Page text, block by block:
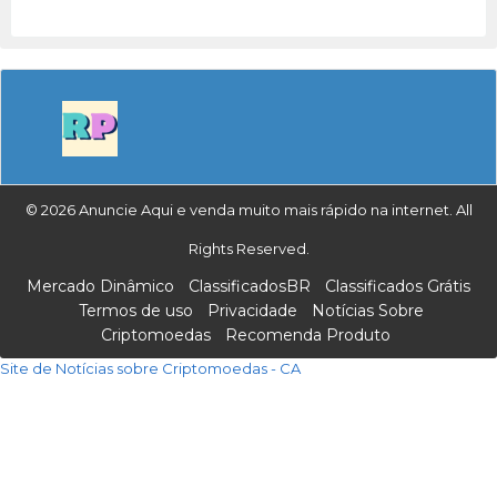
© 2026 Anuncie Aqui e venda muito mais rápido na internet. All
Rights Reserved.
Mercado Dinâmico ClassificadosBR
Classificados Grátis
Termos de uso
Privacidade
Notícias Sobre
Criptomoedas
Recomenda Produto
Site de Notícias sobre Criptomoedas - CA